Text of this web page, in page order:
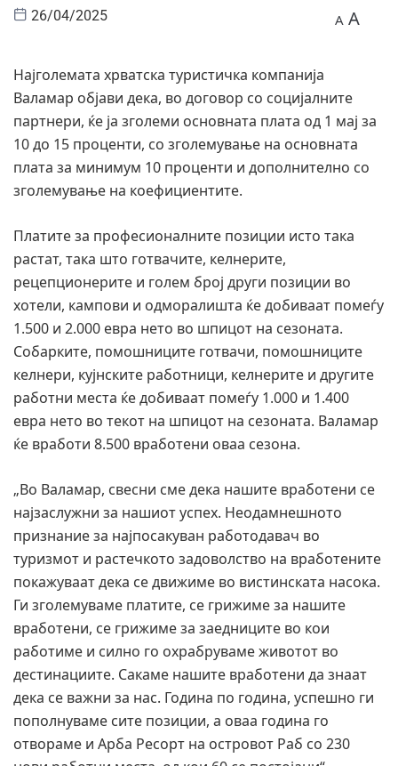
26/04/2025 A A
Најголемата хрватска туристичка компанија
Валамар објави дека, во договор со социјалните
партнери, ќе ја зголеми основната плата од 1 мај за
10 до 15 проценти, со зголемување на основната
плата за минимум 10 проценти и дополнително со
зголемување на коефициентите.
Платите за професионалните позиции исто така
растат, така што готвачите, келнерите,
рецепционерите и голем број други позиции во
хотели, кампови и одморалишта ќе добиваат помеѓу
1.500 и 2.000 евра нето во шпицот на сезоната.
Собарките, помошниците готвачи, помошниците
келнери, кујнските работници, келнерите и другите
работни места ќе добиваат помеѓу 1.000 и 1.400
евра нето во текот на шпицот на сезоната. Валамар
ќе вработи 8.500 вработени оваа сезона.
„Во Валамар, свесни сме дека нашите вработени се
најзаслужни за нашиот успех. Неодамнешното
признание за најпосакуван работодавач во
туризмот и растечкото задоволство на вработените
покажуваат дека се движиме во вистинската насока.
Ги зголемуваме платите, се грижиме за нашите
вработени, се грижиме за заедниците во кои
работиме и силно го охрабруваме животот во
дестинациите. Сакаме нашите вработени да знаат
дека се важни за нас. Година по година, успешно ги
пополнуваме сите позиции, а оваа година го
отвораме и Арба Ресорт на островот Раб со 230